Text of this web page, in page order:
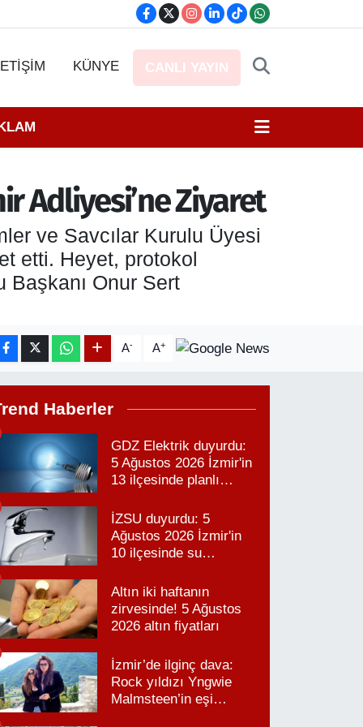
KÜNYE CANLI YAYIN
Adliyesi’ne Ziyaret
ve Savcılar Kurulu Üyesi
etti. Heyet, protokol
Başkanı Onur Sert
A- A+
Haberler
GDZ Elektrik duyurdu:
5 Ağustos 2026 İzmir'in
13 ilçesinde planlı
İZSU duyurdu: 5
Ağustos 2026 İzmir'in
10 ilçesinde su
Altın iki haftanın
zirvesinde! 5 Ağustos
2026 altın fiyatları
İzmir’de ilginç dava:
Rock yıldızı Yngwie
Malmsteen’in eşi